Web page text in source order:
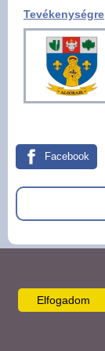
Pályázatok
Választási
Felsőrajk
Alsórajk
Facebook
Adatkezelési
Elfogadom